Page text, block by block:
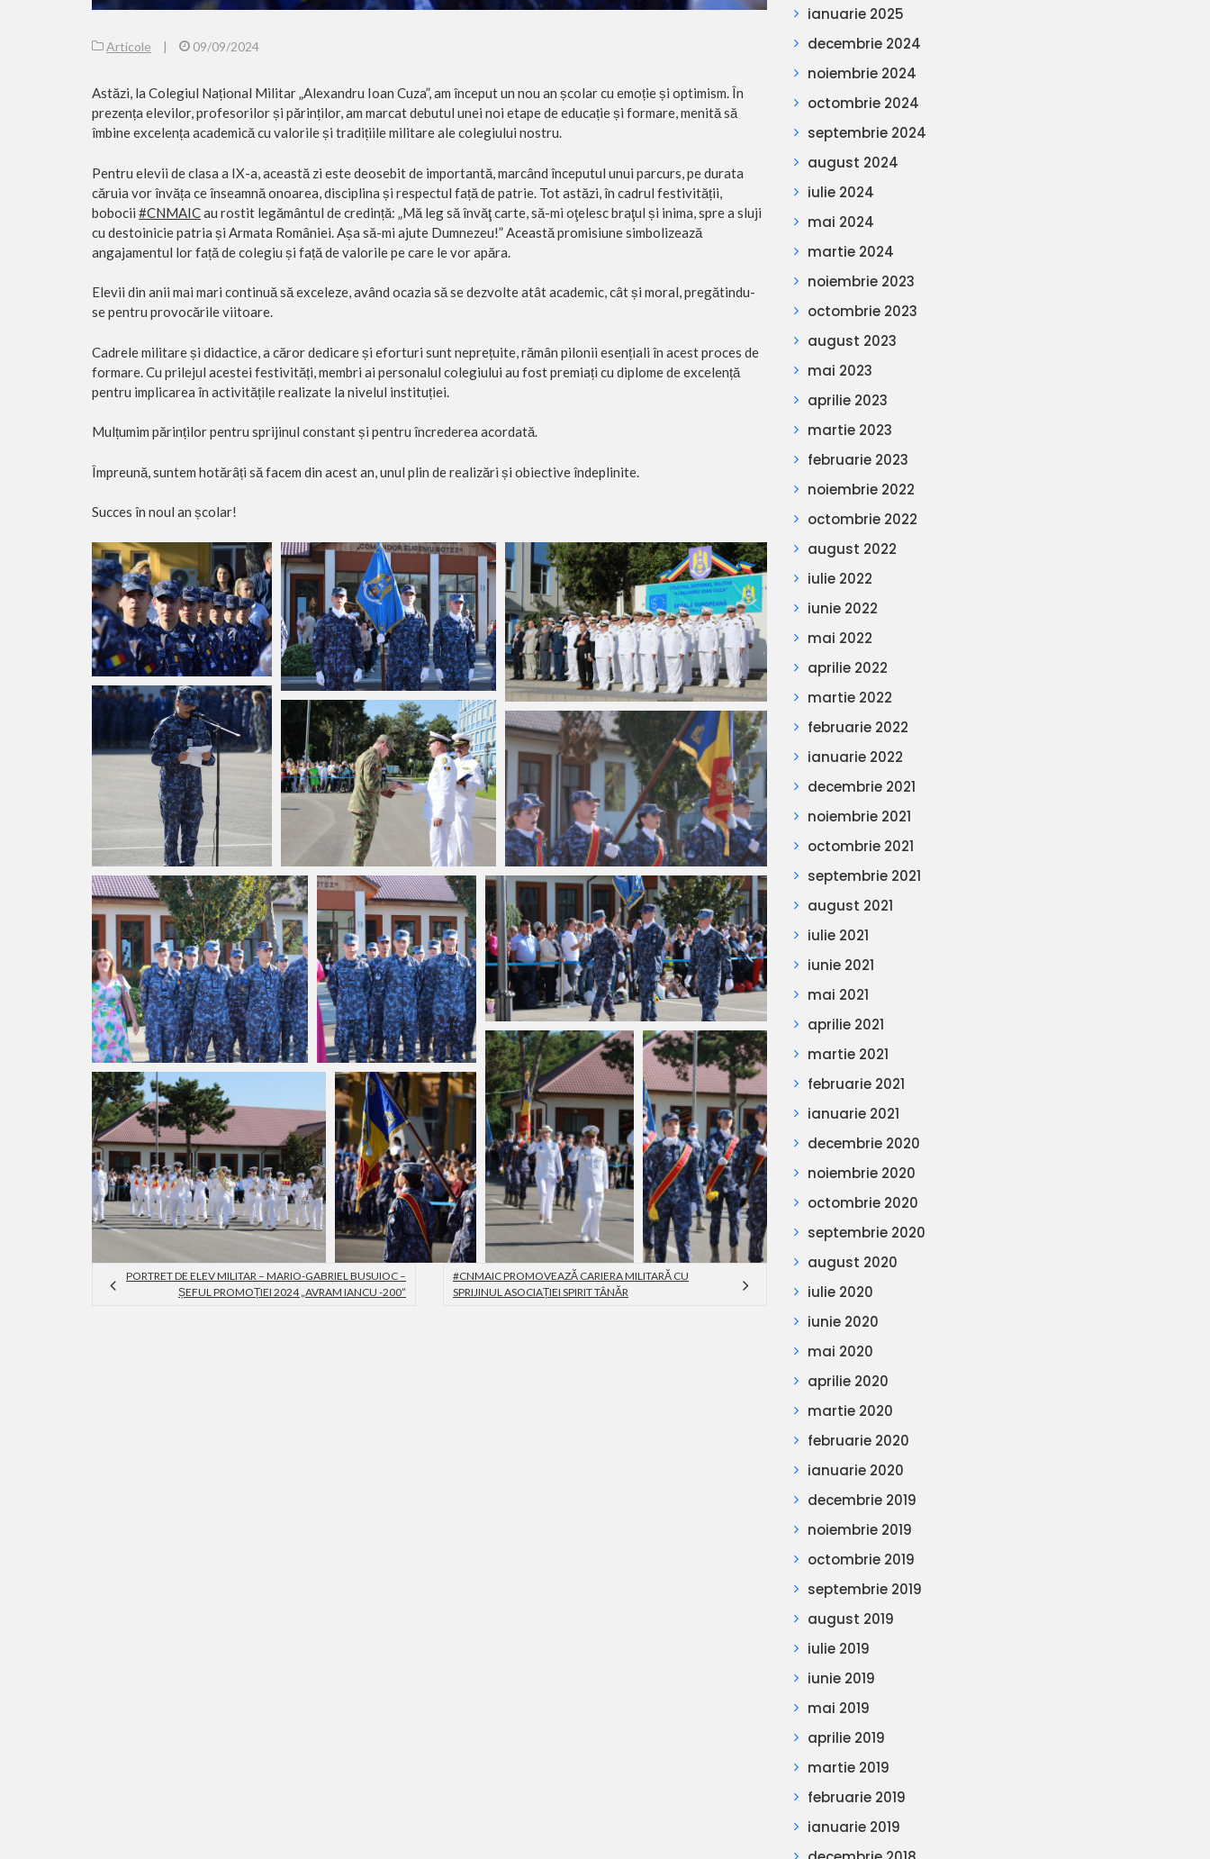
Articole | 09/09/2024
Astăzi, la Colegiul Național Militar „Alexandru Ioan Cuza”, am început un nou an școlar cu emoție și optimism. În
prezența elevilor, profesorilor și părinților, am marcat debutul unei noi etape de educație și formare, menită să
îmbine excelența academică cu valorile și tradițiile militare ale colegiului nostru.
Pentru elevii de clasa a IX-a, această zi este deosebit de importantă, marcând începutul unui parcurs, pe durata
căruia vor învăța ce înseamnă onoarea, disciplina și respectul față de patrie. Tot astăzi, în cadrul festivității,
bobocii #CNMAICau rostit legământul de credință: „Mă leg să învăţ carte, să-mi oţelesc braţul și inima, spre a sluji
cu destoinicie patria și Armata României. Așa să-mi ajute Dumnezeu!” Această promisiune simbolizează
angajamentul lor față de colegiu și față de valorile pe care le vor apăra.
Elevii din anii mai mari continuă să exceleze, având ocazia să se dezvolte atât academic, cât și moral, pregătindu-
se pentru provocările viitoare.
Cadrele militare și didactice, a căror dedicare și eforturi sunt neprețuite, rămân pilonii esențiali în acest proces de
formare. Cu prilejul acestei festivități, membri ai personalul colegiului au fost premiați cu diplome de excelență
pentru implicarea în activitățile realizate la nivelul instituției.
Mulțumim părinților pentru sprijinul constant și pentru încrederea acordată.
Împreună, suntem hotărâți să facem din acest an, unul plin de realizări și obiective îndeplinite.
Succes în noul an școlar!
PORTRET DE ELEV MILITAR – MARIO-GABRIEL BUSUIOC –
ȘEFUL PROMOȚIEI 2024 „AVRAM IANCU -200”
#CNMAIC PROMOVEAZĂ CARIERA MILITARĂ CU
SPRIJINUL ASOCIAȚIEI SPIRIT TÂNĂR
ianuarie 2025
decembrie 2024
noiembrie 2024
octombrie 2024
septembrie 2024
august 2024
iulie 2024
mai 2024
martie 2024
noiembrie 2023
octombrie 2023
august 2023
mai 2023
aprilie 2023
martie 2023
februarie 2023
noiembrie 2022
octombrie 2022
august 2022
iulie 2022
iunie 2022
mai 2022
aprilie 2022
martie 2022
februarie 2022
ianuarie 2022
decembrie 2021
noiembrie 2021
octombrie 2021
septembrie 2021
august 2021
iulie 2021
iunie 2021
mai 2021
aprilie 2021
martie 2021
februarie 2021
ianuarie 2021
decembrie 2020
noiembrie 2020
octombrie 2020
septembrie 2020
august 2020
iulie 2020
iunie 2020
mai 2020
aprilie 2020
martie 2020
februarie 2020
ianuarie 2020
decembrie 2019
noiembrie 2019
octombrie 2019
septembrie 2019
august 2019
iulie 2019
iunie 2019
mai 2019
aprilie 2019
martie 2019
februarie 2019
ianuarie 2019